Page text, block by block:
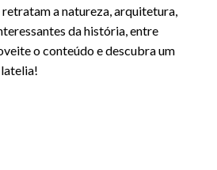
retratam a natureza, arquitetura,
da história, entre
o conteúdo e descubra um